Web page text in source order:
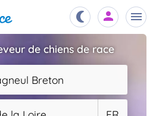
de chiens de race
Breton